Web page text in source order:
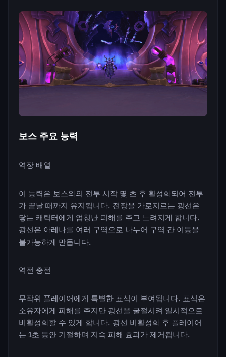
보스 주요 능력
역장 배열
이 능력은 보스와의 전투 시작 몇 초 후 활성화되어 전투
가 끝날 때까지 유지됩니다. 전장을 가로지르는 광선은
닿는 캐릭터에게 엄청난 피해를 주고 느려지게 합니다.
광선은 아레나를 여러 구역으로 나누어 구역 간 이동을
불가능하게 만듭니다.
역전 충전
무작위 플레이어에게 특별한 표식이 부여됩니다. 표식은
소유자에게 피해를 주지만 광선을 굴절시켜 일시적으로
비활성화할 수 있게 합니다. 광선 비활성화 후 플레이어
는 1초 동안 기절하며 지속 피해 효과가 제거됩니다.